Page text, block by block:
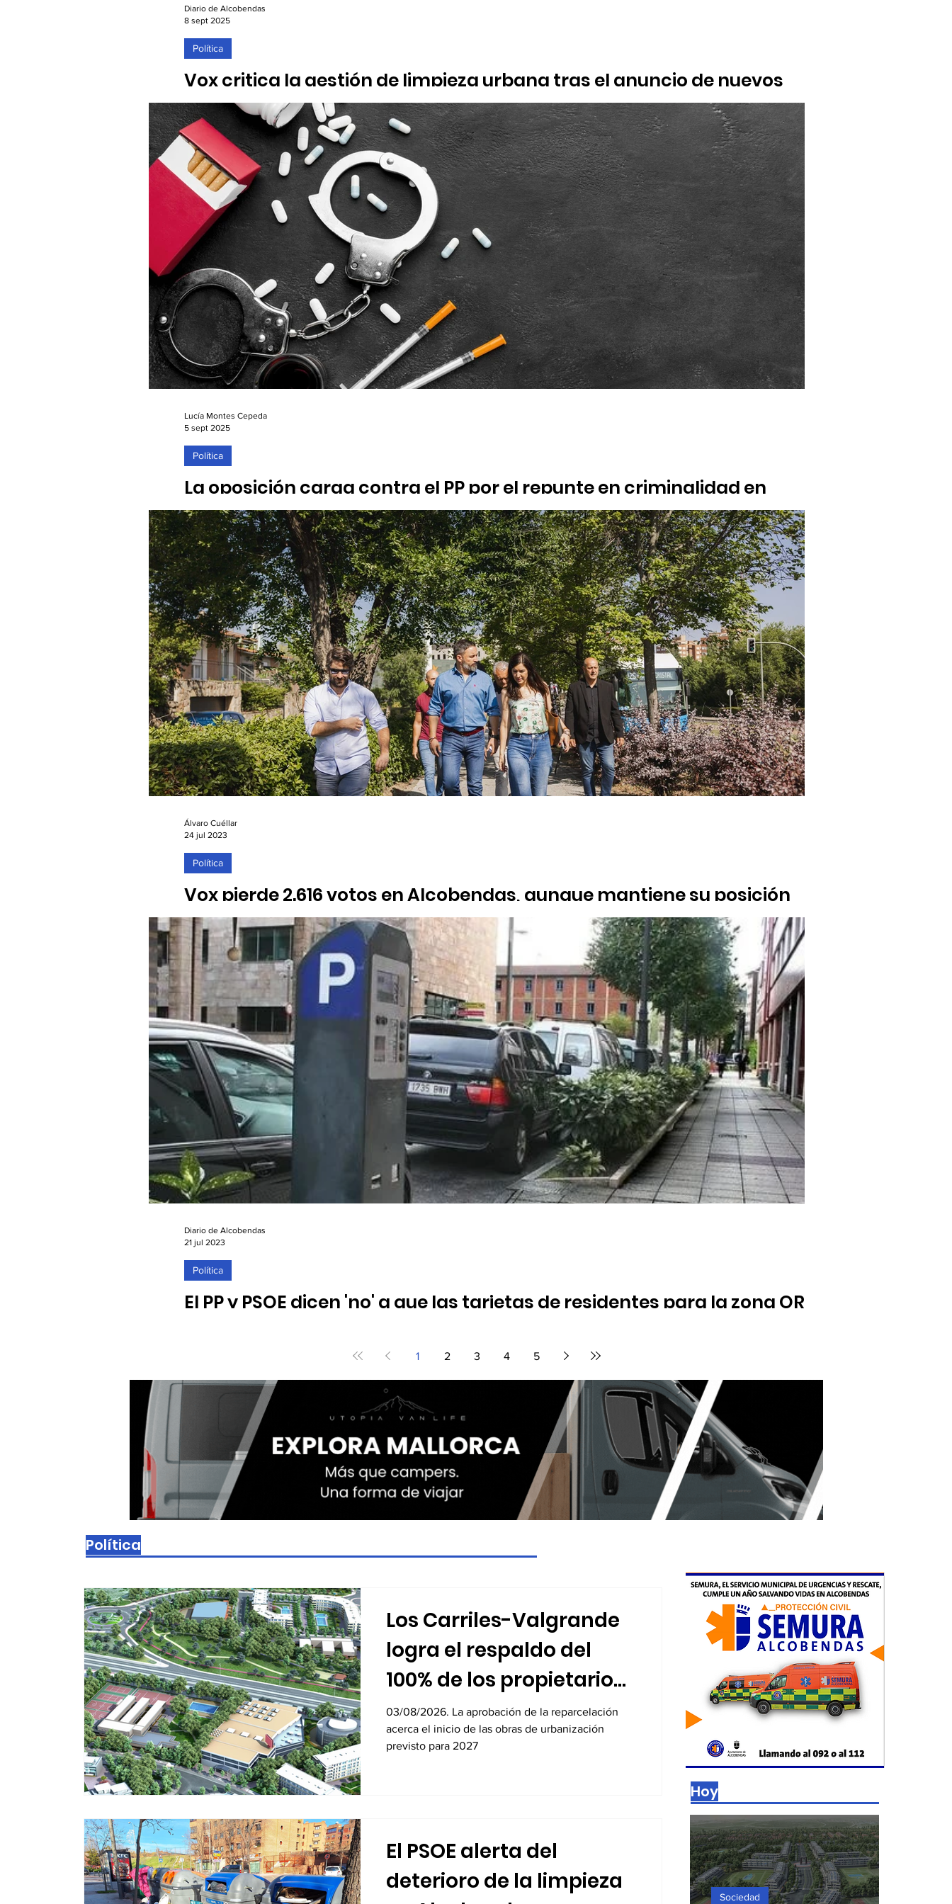
Vox critica la gestión de limpieza urbana tras el anuncio de nuevos
contenedores
08/09/2025. El partido político acusa al Ayuntamiento de "abandono" y denuncia la suciedad que existe en las calles pese a la
instalación de 759 nuevos contenedores
Política
Diario de Alcobendas
8 sept 2025
La oposición carga contra el PP por el repunte en criminalidad en
Alcobendas
05/09/2025. El Ministerio del Interior confirma un repunte en la localidad del 5,8% en los delitos durante el primer semestre de
2025, con especial preocupación por el tráfico de drogas
Política
Lucía Montes Cepeda
5 sept 2025
Vox pierde 2.616 votos en Alcobendas, aunque mantiene su posición
como tercera fuerza política
24/07/2023. Los de Santiago Abascal sufren un importante retroceso en votos en la ciudad de Alcobendas mientras el Partido
Popular se...
Política
Álvaro Cuéllar
24 jul 2023
El PP y PSOE dicen 'no' a que las tarjetas de residentes para la zona ORA
21/07/2023. Futuro Alcobendas y Más Madrid 'se abstuvieron a la propuesta de VOX
Política
Diario de Alcobendas
21 jul 2023
1 2 3 4 5
Política
Los Carriles-Valgrande
logra el respaldo del
100% de los propietarios
para sus 8.600 viviendas
03/08/2026. La aprobación de la reparcelación
acerca el inicio de las obras de urbanización
previsto para 2027
El PSOE alerta del
deterioro de la limpieza
Sociedad
Hoy